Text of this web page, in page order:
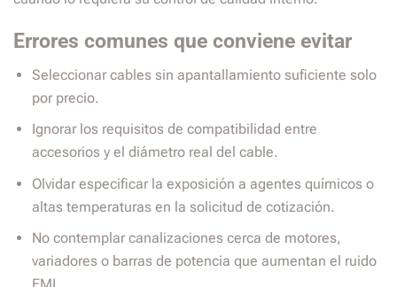
Errores comunes que conviene evitar
Seleccionar cables sin apantallamiento suficiente solo
por precio.
Ignorar los requisitos de compatibilidad entre
accesorios y el diámetro real del cable.
Olvidar especificar la exposición a agentes químicos o
altas temperaturas en la solicitud de cotización.
No contemplar canalizaciones cerca de motores,
variadores o barras de potencia que aumentan el ruido